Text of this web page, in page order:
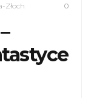
Złoch 0